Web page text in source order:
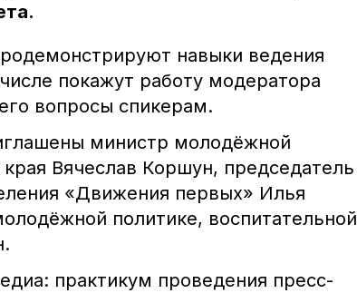
навыки ведения
покажут работу модератора
вопросы спикерам.
министр молодёжной
Вячеслав Коршун, председатель
«Движения первых» Илья
политике, воспитательной
практикум проведения пресс-